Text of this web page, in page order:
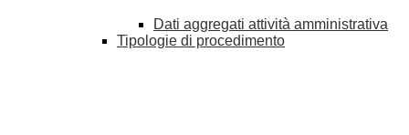
Dati aggregati attività amministrativa
Tipologie di procedimento